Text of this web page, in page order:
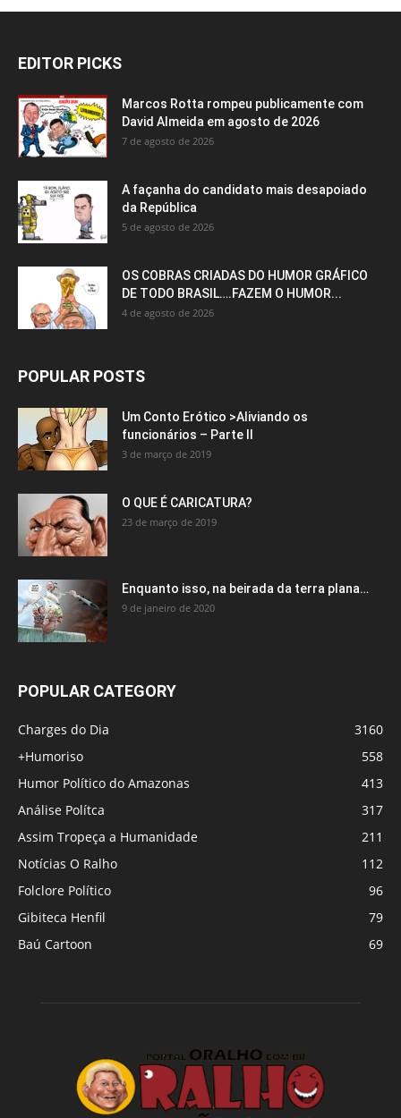
EDITOR PICKS
Marcos Rotta rompeu publicamente com
David Almeida em agosto de 2026
7 de agosto de 2026
A façanha do candidato mais desapoiado
da República
5 de agosto de 2026
OS COBRAS CRIADAS DO HUMOR GRÁFICO
DE TODO BRASIL….FAZEM O HUMOR...
4 de agosto de 2026
POPULAR POSTS
Um Conto Erótico >Aliviando os
funcionários – Parte II
3 de março de 2019
O QUE É CARICATURA?
23 de março de 2019
Enquanto isso, na beirada da terra plana…
9 de janeiro de 2020
POPULAR CATEGORY
Charges do Dia
3160
+Humoriso
558
Humor Político do Amazonas
413
Análise Polítca
317
Assim Tropeça a Humanidade
211
Notícias O Ralho
112
Folclore Político
96
Gibiteca Henfil
79
Baú Cartoon
69